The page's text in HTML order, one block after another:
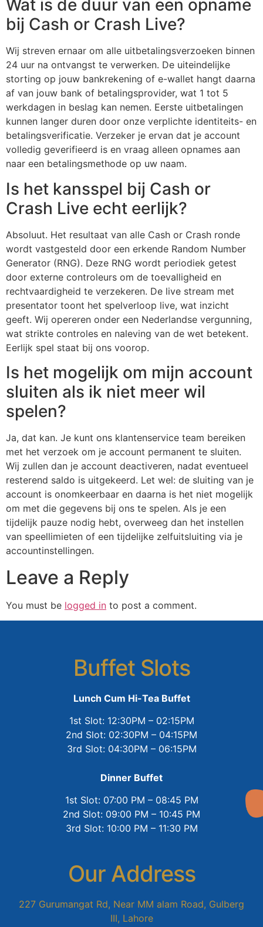
Wat is de duur van een opname
bij Cash or Crash Live?
Wij streven ernaar om alle uitbetalingsverzoeken binnen
24 uur na ontvangst te verwerken. De uiteindelijke
storting op jouw bankrekening of e-wallet hangt daarna
af van jouw bank of betalingsprovider, wat 1 tot 5
werkdagen in beslag kan nemen. Eerste uitbetalingen
kunnen langer duren door onze verplichte identiteits- en
betalingsverificatie. Verzeker je ervan dat je account
volledig geverifieerd is en vraag alleen opnames aan
naar een betalingsmethode op uw naam.
Is het kansspel bij Cash or
Crash Live echt eerlijk?
Absoluut. Het resultaat van alle Cash or Crash ronde
wordt vastgesteld door een erkende Random Number
Generator (RNG). Deze RNG wordt periodiek getest
door externe controleurs om de toevalligheid en
rechtvaardigheid te verzekeren. De live stream met
presentator toont het spelverloop live, wat inzicht
geeft. Wij opereren onder een Nederlandse vergunning,
wat strikte controles en naleving van de wet betekent.
Eerlijk spel staat bij ons voorop.
Is het mogelijk om mijn account
sluiten als ik niet meer wil
spelen?
Ja, dat kan. Je kunt ons klantenservice team bereiken
met het verzoek om je account permanent te sluiten.
Wij zullen dan je account deactiveren, nadat eventueel
resterend saldo is uitgekeerd. Let wel: de sluiting van je
account is onomkeerbaar en daarna is het niet mogelijk
om met die gegevens bij ons te spelen. Als je een
tijdelijk pauze nodig hebt, overweeg dan het instellen
van speellimieten of een tijdelijke zelfuitsluiting via je
accountinstellingen.
Leave a Reply
You must be logged in to post a comment.
Buffet Slots
Lunch Cum Hi-Tea Buffet
1st Slot: 12:30PM – 02:15PM
2nd Slot: 02:30PM – 04:15PM
3rd Slot: 04:30PM – 06:15PM
Dinner Buffet
1st Slot: 07:00 PM – 08:45 PM
2nd Slot: 09:00 PM – 10:45 PM
3rd Slot: 10:00 PM – 11:30 PM
Our Address
227 Gurumangat Rd, Near MM alam Road, Gulberg
III, Lahore